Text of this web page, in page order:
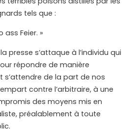
tels que :
Feier. »
presse s’attaque à l’individu qui
répondre de manière
s’attendre de la part de nos
contre l’arbitraire, à une
des moyens mis en
préalablement à toute